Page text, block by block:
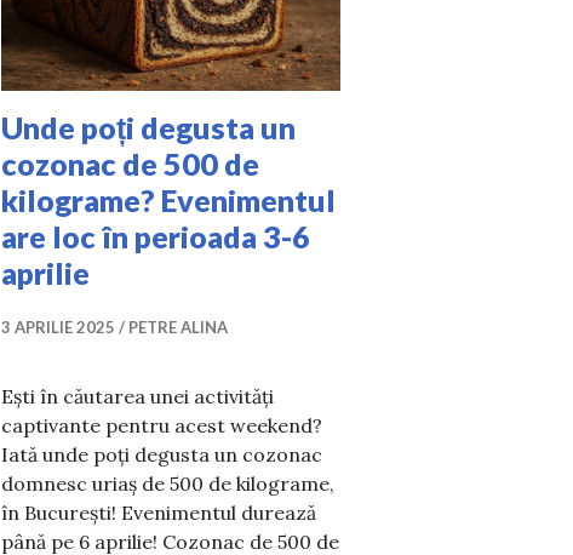
Unde poți degusta un
cozonac de 500 de
kilograme? Evenimentul
are loc în perioada 3-6
aprilie
3 APRILIE 2025 PETRE ALINA
Ești în căutarea unei activități
captivante pentru acest weekend?
Iată unde poți degusta un cozonac
domnesc uriaș de 500 de kilograme,
în București! Evenimentul durează
până pe 6 aprilie! Cozonac de 500 de